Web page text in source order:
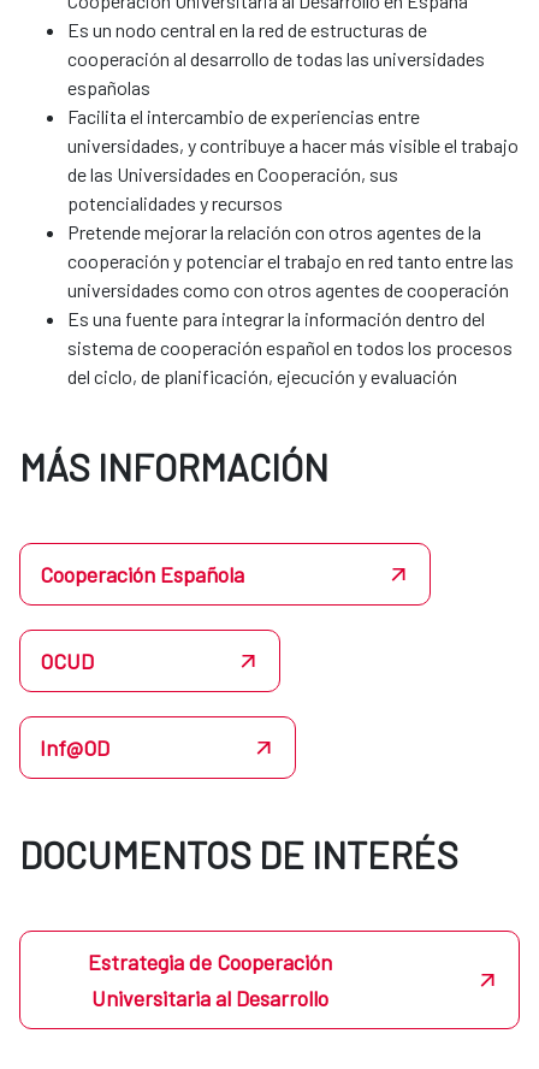
Es un nodo central en la red de estructuras de
cooperación al desarrollo de todas las universidades
españolas
Facilita el intercambio de experiencias entre
universidades, y contribuye a hacer más visible el trabajo
de las Universidades en Cooperación, sus
potencialidades y recursos
Pretende mejorar la relación con otros agentes de la
cooperación y potenciar el trabajo en red tanto entre las
universidades como con otros agentes de cooperación
Es una fuente para integrar la información dentro del
sistema de cooperación español en todos los procesos
del ciclo, de planificación, ejecución y evaluación
MÁS INFORMACIÓN
Cooperación Española
OCUD
Inf@OD
DOCUMENTOS DE INTERÉS
Estrategia de Cooperación
Universitaria al Desarrollo